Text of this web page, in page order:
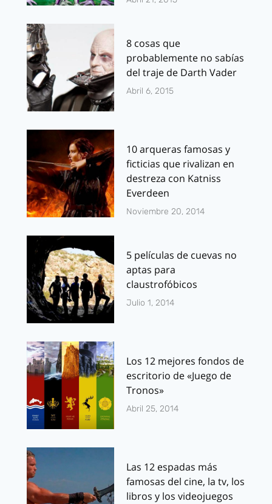
8 cosas que
probablemente no sabías
del traje de Darth Vader
Abril 6, 2015
10 arqueras famosas y
ficticias que rivalizan en
destreza con Katniss
Everdeen
Noviembre 20, 2014
5 películas de cuevas no
aptas para
claustrofóbicos
Julio 1, 2014
Los 12 mejores fondos de
escritorio de «Juego de
Tronos»
Abril 25, 2014
Las 12 espadas más
famosas del cine, la tv, los
libros y los videojuegos